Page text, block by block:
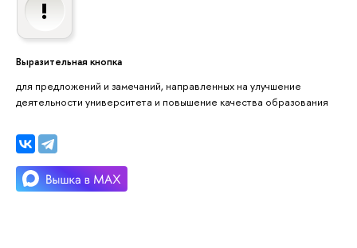
Выразительная кнопка
для предложений и замечаний, направленных на улучшение
деятельности университета и повышение качества образования